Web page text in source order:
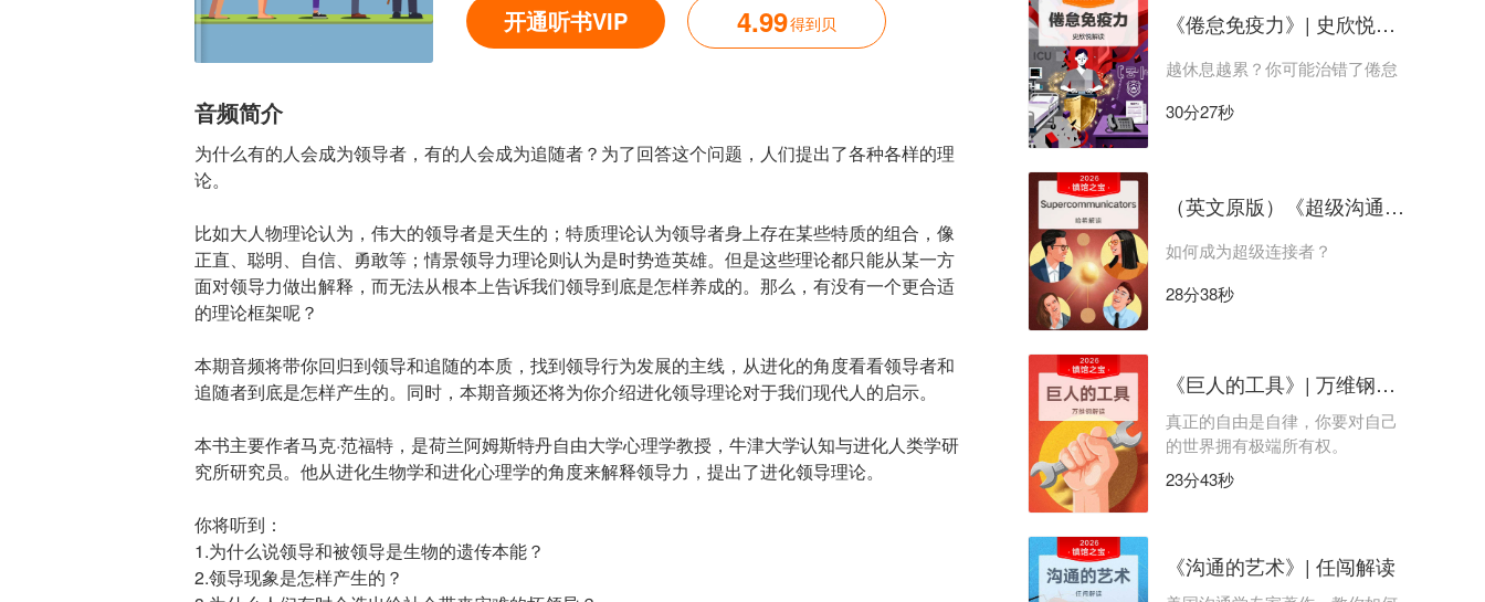
开通听书VIP 4.99得到贝
音频简介
为什么有的人会成为领导者，有的人会成为追随者？为了回答这个问题，人们提出了各种各样的理
论。
比如大人物理论认为，伟大的领导者是天生的；特质理论认为领导者身上存在某些特质的组合，像
正直、聪明、自信、勇敢等；情景领导力理论则认为是时势造英雄。但是这些理论都只能从某一方
面对领导力做出解释，而无法从根本上告诉我们领导到底是怎样养成的。那么，有没有一个更合适
的理论框架呢？
本期音频将带你回归到领导和追随的本质，找到领导行为发展的主线，从进化的角度看看领导者和
追随者到底是怎样产生的。同时，本期音频还将为你介绍进化领导理论对于我们现代人的启示。
本书主要作者马克·范福特，是荷兰阿姆斯特丹自由大学心理学教授，牛津大学认知与进化人类学研
究所研究员。他从进化生物学和进化心理学的角度来解释领导力，提出了进化领导理论。
你将听到：
1.为什么说领导和被领导是生物的遗传本能？
2.领导现象是怎样产生的？
《倦怠免疫力》| 史欣悦解读
越休息越累？你可能治错了倦怠
30分27秒
（英文原版）《超级沟通者》｜哈希解读
如何成为超级连接者？
28分38秒
《巨人的工具》| 万维钢解读
真正的自由是自律，你要对自己
的世界拥有极端所有权。
23分43秒
《沟通的艺术》| 任闯解读